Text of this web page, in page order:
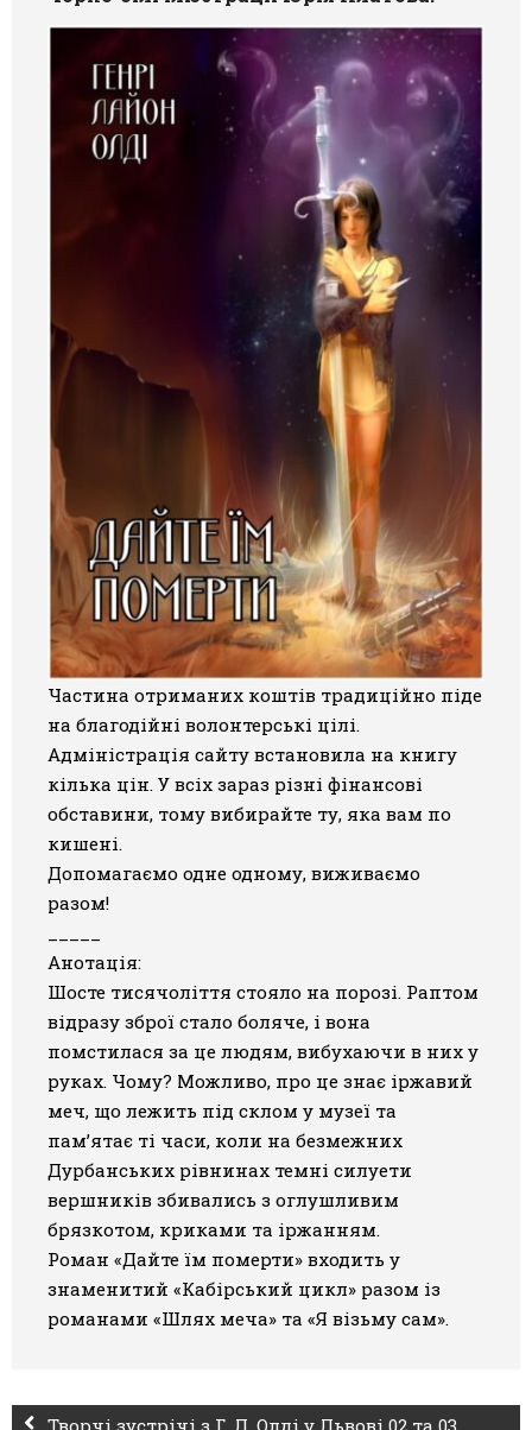
Частина отриманих коштів традиційно піде
на благодійні волонтерські цілі.
Адміністрація сайту встановила на книгу
кілька цін. У всіх зараз різні фінансові
обставини, тому вибирайте ту, яка вам по
кишені.
Допомагаємо одне одному, виживаємо
разом!
Анотація:
Шосте тисячоліття стояло на порозі. Раптом
відразу зброї стало боляче, і вона
помстилася за це людям, вибухаючи в них у
руках. Чому? Можливо, про це знає іржавий
меч, що лежить під склом у музеї та
пам’ятає ті часи, коли на безмежних
Дурбанських рівнинах темні силуети
вершників збивались з оглушливим
брязкотом, криками та іржанням.
Роман «Дайте їм померти» входить у
знаменитий «Кабірський цикл» разом із
романами «Шлях меча» та «Я візьму сам».
Творчі зустрічі з Г. Л. Олді у Львові 02 та 03